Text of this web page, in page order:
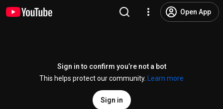
Open App
Sign in to confirm you’re not a bot
This helps protect our community.
Learn more
Sign in